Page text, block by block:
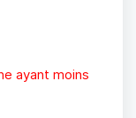
ayant moins